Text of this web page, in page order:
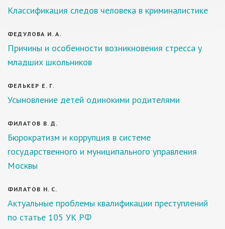
Классификация следов человека в криминалистике
ФЕДУЛОВА И. А.
Причины и особенности возникновения стресса у
младших школьников
ФЕЛЬКЕР Е. Г.
Усыновление детей одинокими родителями
ФИЛАТОВ В. Д.
Бюрократизм и коррупция в системе
государственного и муниципального управления
Москвы
ФИЛАТОВ Н. С.
Актуальные проблемы квалификации преступлений
по статье 105 УК РФ